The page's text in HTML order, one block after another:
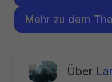
Mehr zu dem
Über